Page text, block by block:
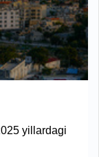
yillardagi